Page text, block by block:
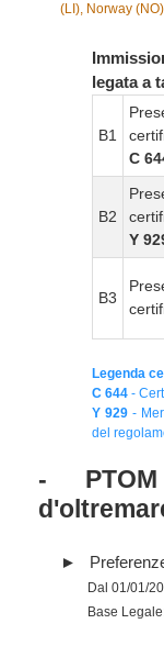
(LI), Norway (NO)
legata a
B1
C
B2
Y
B3
Legenda
C 644 -
Y 929 -
del
-
Dal 01/01/
Base